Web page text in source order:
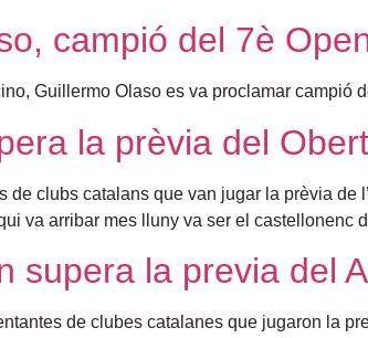
campió del 7è
Guillermo Olaso es va proclamar campió
la prèvia del
de clubs catalans que van jugar la prèvia
va arribar mes lluny va ser el castellonenc
supera la previa del
de clubes catalanes que jugaron la